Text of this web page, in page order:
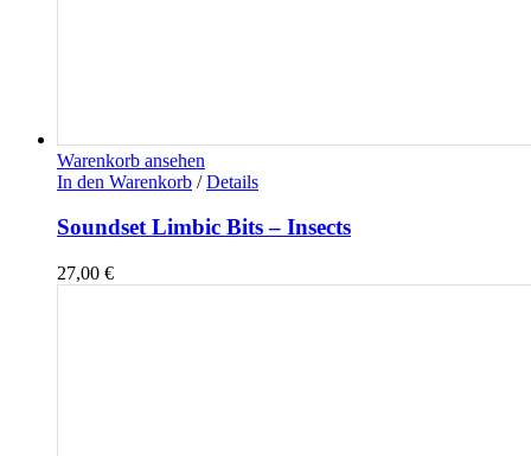
Warenkorb ansehen
In den Warenkorb / Details
Soundset Limbic Bits – Insects
27,00 €